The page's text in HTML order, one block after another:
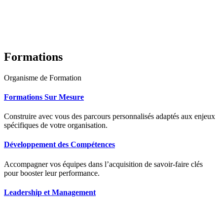
Formations
Organisme de Formation
Formations Sur Mesure
Construire avec vous des parcours personnalisés adaptés aux enjeux
spécifiques de votre organisation.
Développement des Compétences
Accompagner vos équipes dans l’acquisition de savoir-faire clés
pour booster leur performance.
Leadership et Management